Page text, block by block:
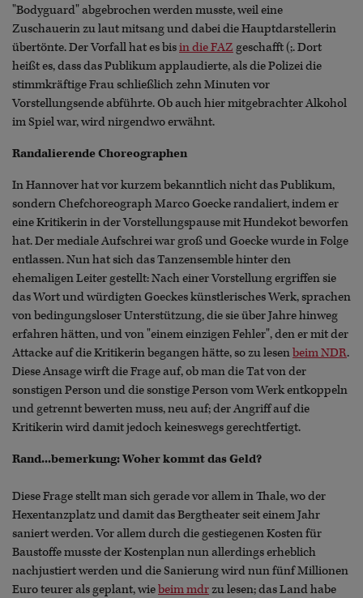
"Bodyguard" abgebrochen werden musste, weil eine
Zuschauerin zu laut mitsang und dabei die Hauptdarstellerin
übertönte. Der Vorfall hat es bisin die FAZ geschafft (;. Dort
heißt es, dass das Publikum applaudierte, als die Polizei die
stimmkräftige Frau schließlich zehn Minuten vor
Vorstellungsende abführte. Ob auch hier mitgebrachter Alkohol
im Spiel war, wird nirgendwo erwähnt.
Randalierende Choreographen
In Hannover hat vor kurzem bekanntlich nicht das Publikum,
sondern Chefchoreograph Marco Goecke randaliert, indem er
eine Kritikerin in der Vorstellungspause mit Hundekot beworfen
hat. Der mediale Aufschrei war groß und Goecke wurde in Folge
entlassen. Nun hat sich das Tanzensemble hinter den
ehemaligen Leiter gestellt: Nach einer Vorstellung ergriffen sie
das Wort und würdigten Goeckes künstlerisches Werk, sprachen
von bedingungsloser Unterstützung, die sie über Jahre hinweg
erfahren hätten, und von "einem einzigen Fehler", den er mit der
Attacke auf die Kritikerin begangen hätte, so zu lesenbeim NDR.
Diese Ansage wirft die Frage auf, ob man die Tat von der
sonstigen Person und die sonstige Person vom Werk entkoppeln
und getrennt bewerten muss, neu auf; der Angriff auf die
Kritikerin wird damit jedoch keineswegs gerechtfertigt.
Rand...bemerkung: Woher kommt das Geld?
Diese Frage stellt man sich gerade vor allem in Thale, wo der
Hexentanzplatz und damit das Bergtheater seit einem Jahr
saniert werden. Vor allem durch die gestiegenen Kosten für
Baustoffe musste der Kostenplan nun allerdings erheblich
nachjustiert werden und die Sanierung wird nun fünf Millionen
Euro teurer als geplant, wiebeim mdrzu lesen; das Land habe